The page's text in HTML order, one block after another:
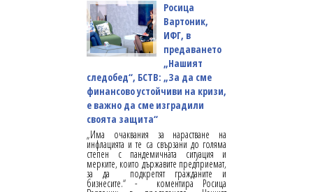
Росица
Вартоник,
ИФГ, в
предаването
„Нашият
следобед“, БСТВ: „За да сме
финансово устойчиви на кризи,
е важно да сме изградили
своята защита“
„Има очаквания за нарастване на
инфлацията и те са свързани до голяма
степен с пандемичната ситуация и
мерките, които държавите предприемат,
за да подкрепят гражданите и
бизнесите.“ - коментира Росица